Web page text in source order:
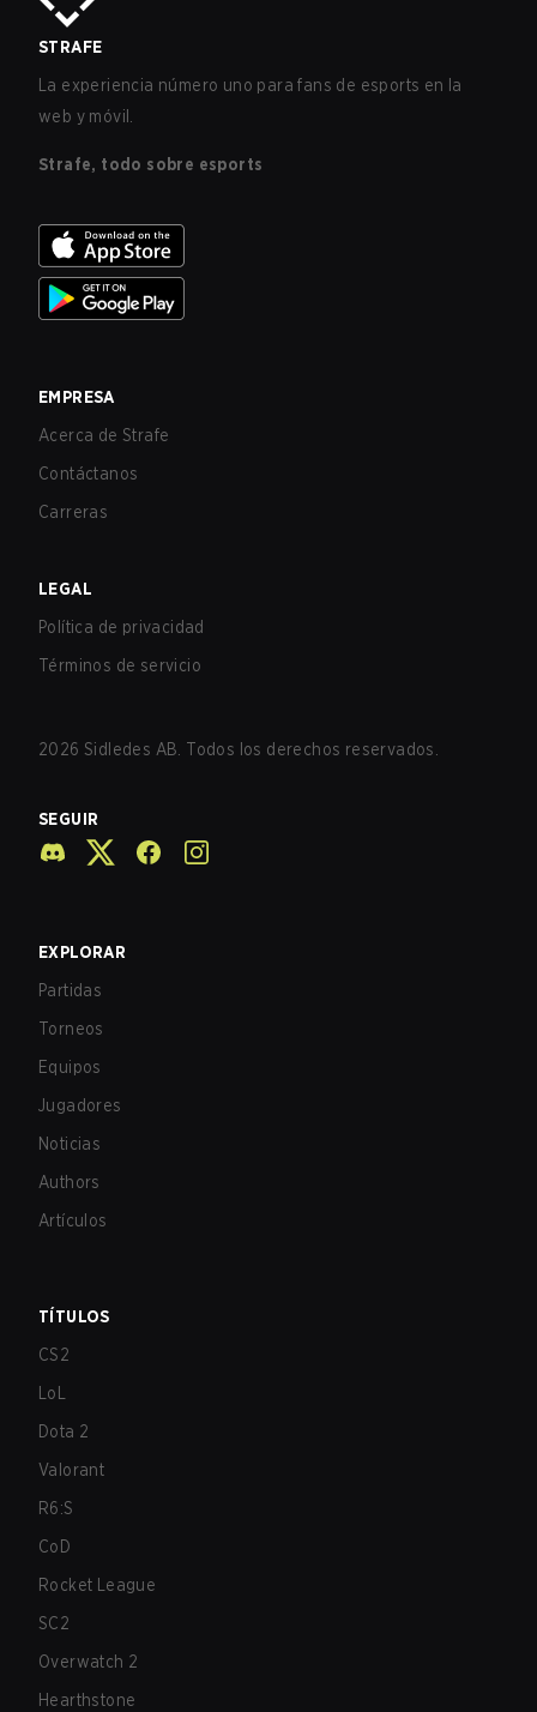
STRAFE
La experiencia número uno para fans de esports en la
web y móvil.
Strafe, todo sobre esports
EMPRESA
Acerca de Strafe
Contáctanos
Carreras
LEGAL
Política de privacidad
Términos de servicio
2026 Sidledes AB. Todos los derechos reservados.
SEGUIR
EXPLORAR
Partidas
Torneos
Equipos
Jugadores
Noticias
Authors
Artículos
TÍTULOS
CS2
LoL
Dota 2
Valorant
R6:S
CoD
Rocket League
SC2
Overwatch 2
Hearthstone